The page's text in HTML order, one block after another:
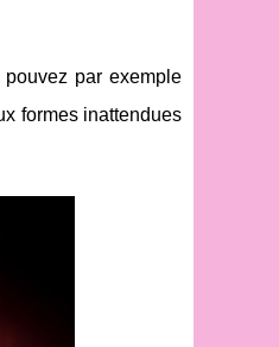
par exemple
formes inattendues